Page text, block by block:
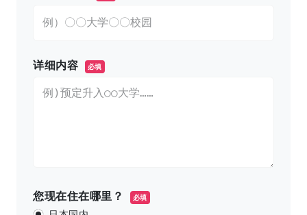
详细内容 必填
您现在住在哪里？ 必填